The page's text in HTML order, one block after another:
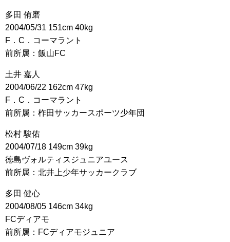
多田 侑磨
2004/05/31 151cm 40kg
F．C．コーマラント
前所属：飯山FC
土井 嘉人
2004/06/22 162cm 47kg
F．C．コーマラント
前所属：柞田サッカースポーツ少年団
松村 駿佑
2004/07/18 149cm 39kg
徳島ヴォルティスジュニアユース
前所属：北井上少年サッカークラブ
多田 健心
2004/08/05 146cm 34kg
FCディアモ
前所属：FCディアモジュニア